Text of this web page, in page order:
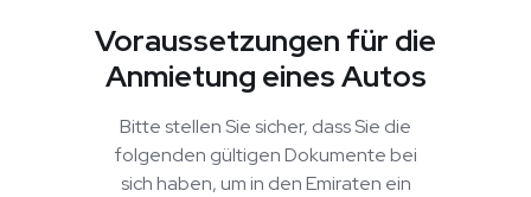
Voraussetzungen für die
Anmietung eines Autos
Bitte stellen Sie sicher, dass Sie die
folgenden gültigen Dokumente bei
sich haben, um in den Emiraten ein